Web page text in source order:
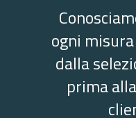
ogni
dalla
prima